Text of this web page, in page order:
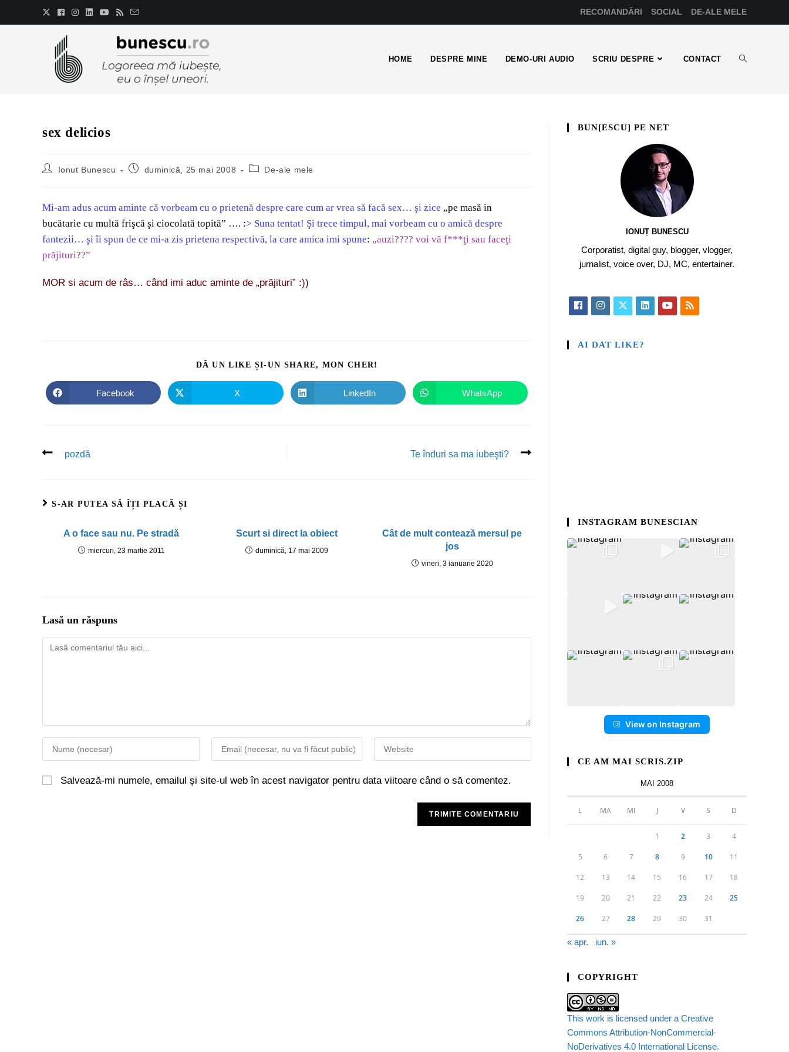
RECOMANDĂRI SOCIAL DE-ALE MELE
HOME DESPRE MINE DEMO-URI AUDIO SCRIU DESPRE CONTACT
sex delicios
Ionut Bunescu duminică, 25 mai 2008 De-ale mele
Mi-am adus acum aminte că vorbeam cu o prietenă despre care cum ar vrea să facă sex… şi zice „pe masă in
bucătarie cu multă frişcă şi ciocolată topită” …. :> Suna tentat! Şi trece timpul, mai vorbeam cu o amică despre
fantezii… şi îi spun de ce mi-a zis prietena respectivă, la care amica imi spune: „auzi???? voi vă f***ţi sau faceţi
prăjituri??”
MOR si acum de râs… când imi aduc aminte de „prăjituri” :))
DĂ UN LIKE ȘI-UN SHARE, MON CHER!
Facebook X LinkedIn WhatsApp
pozdă Te înduri sa ma iubeşti?
S-AR PUTEA SĂ ÎȚI PLACĂ ȘI
A o face sau nu. Pe stradă
miercuri, 23 martie 2011
Scurt si direct la obiect
duminică, 17 mai 2009
Cât de mult contează mersul pe
jos
vineri, 3 ianuarie 2020
Lasă un răspuns
Salvează-mi numele, emailul și site-ul web în acest navigator pentru data viitoare când o să comentez.
BUN[ESCU] PE NET
IONUȚ BUNESCU
Corporatist, digital guy, blogger, vlogger,
jurnalist, voice over, DJ, MC, entertainer.
AI DAT LIKE?
INSTAGRAM BUNESCIAN
View on Instagram
CE AM MAI SCRIS.ZIP
MAI 2008
L MA MI J V S D
1 2 3 4
5 6 7 8 9 10 11
12 13 14 15 16 17 18
19 20 21 22 23 24 25
26 27 28 29 30 31
« apr. iun. »
COPYRIGHT
This work is licensed under a Creative
Commons Attribution-NonCommercial-
NoDerivatives 4.0 International License.